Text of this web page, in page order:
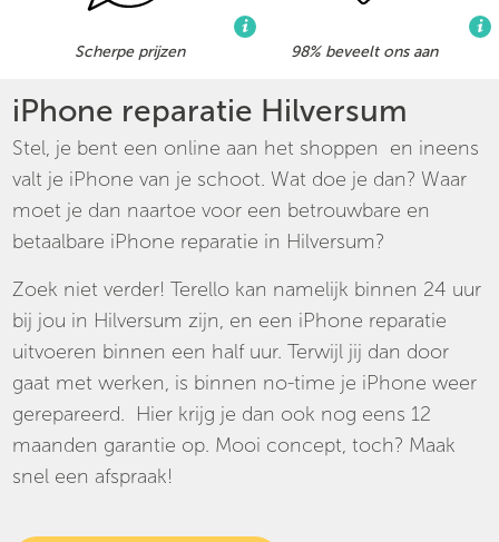
Scherpe prijzen 98% beveelt ons aan
iPhone reparatie Hilversum
Stel, je bent een online aan het shoppen en ineens
valt je iPhone van je schoot. Wat doe je dan? Waar
moet je dan naartoe voor een betrouwbare en
betaalbare iPhone reparatie in Hilversum?
Zoek niet verder! Terello kan namelijk binnen 24 uur
bij jou in Hilversum zijn, en een iPhone reparatie
uitvoeren binnen een half uur. Terwijl jij dan door
gaat met werken, is binnen no-time je iPhone weer
gerepareerd. Hier krijg je dan ook nog eens 12
maanden garantie op. Mooi concept, toch? Maak
snel een afspraak!